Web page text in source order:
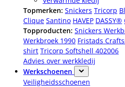
Topmerken: Snickers Tricorp
Clique Santino HAVEP DASSY®
Topproducten: Snickers
Werkbroek 1990 Fristads
shirt Tricorp Softshell 402006
Advies over werkkledij
Werkschoenen
Veiligheidsschoenen